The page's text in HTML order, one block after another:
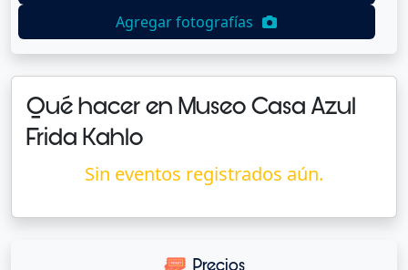
Agregar fotografías
Qué hacer en Museo Casa Azul
Frida Kahlo
Sin eventos registrados aún.
Precios